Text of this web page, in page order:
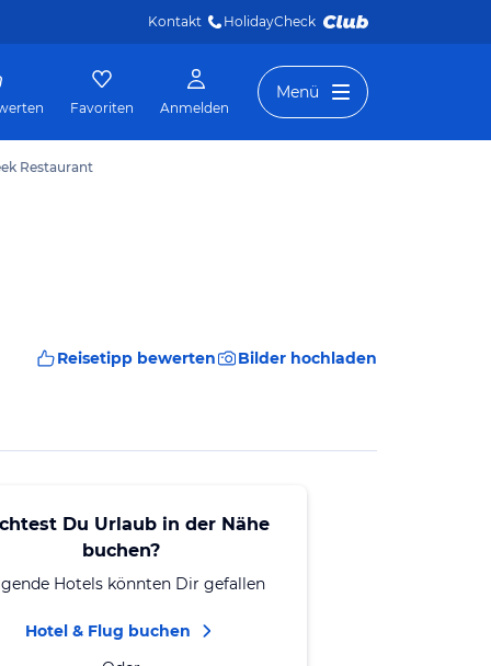
Kontakt HolidayCheck
Favoriten Anmelden
Menü
Restaurant
Reisetipp bewerten Bilder hochladen
Du Urlaub in der Nähe
buchen?
Hotels könnten Dir gefallen
Hotel & Flug buchen